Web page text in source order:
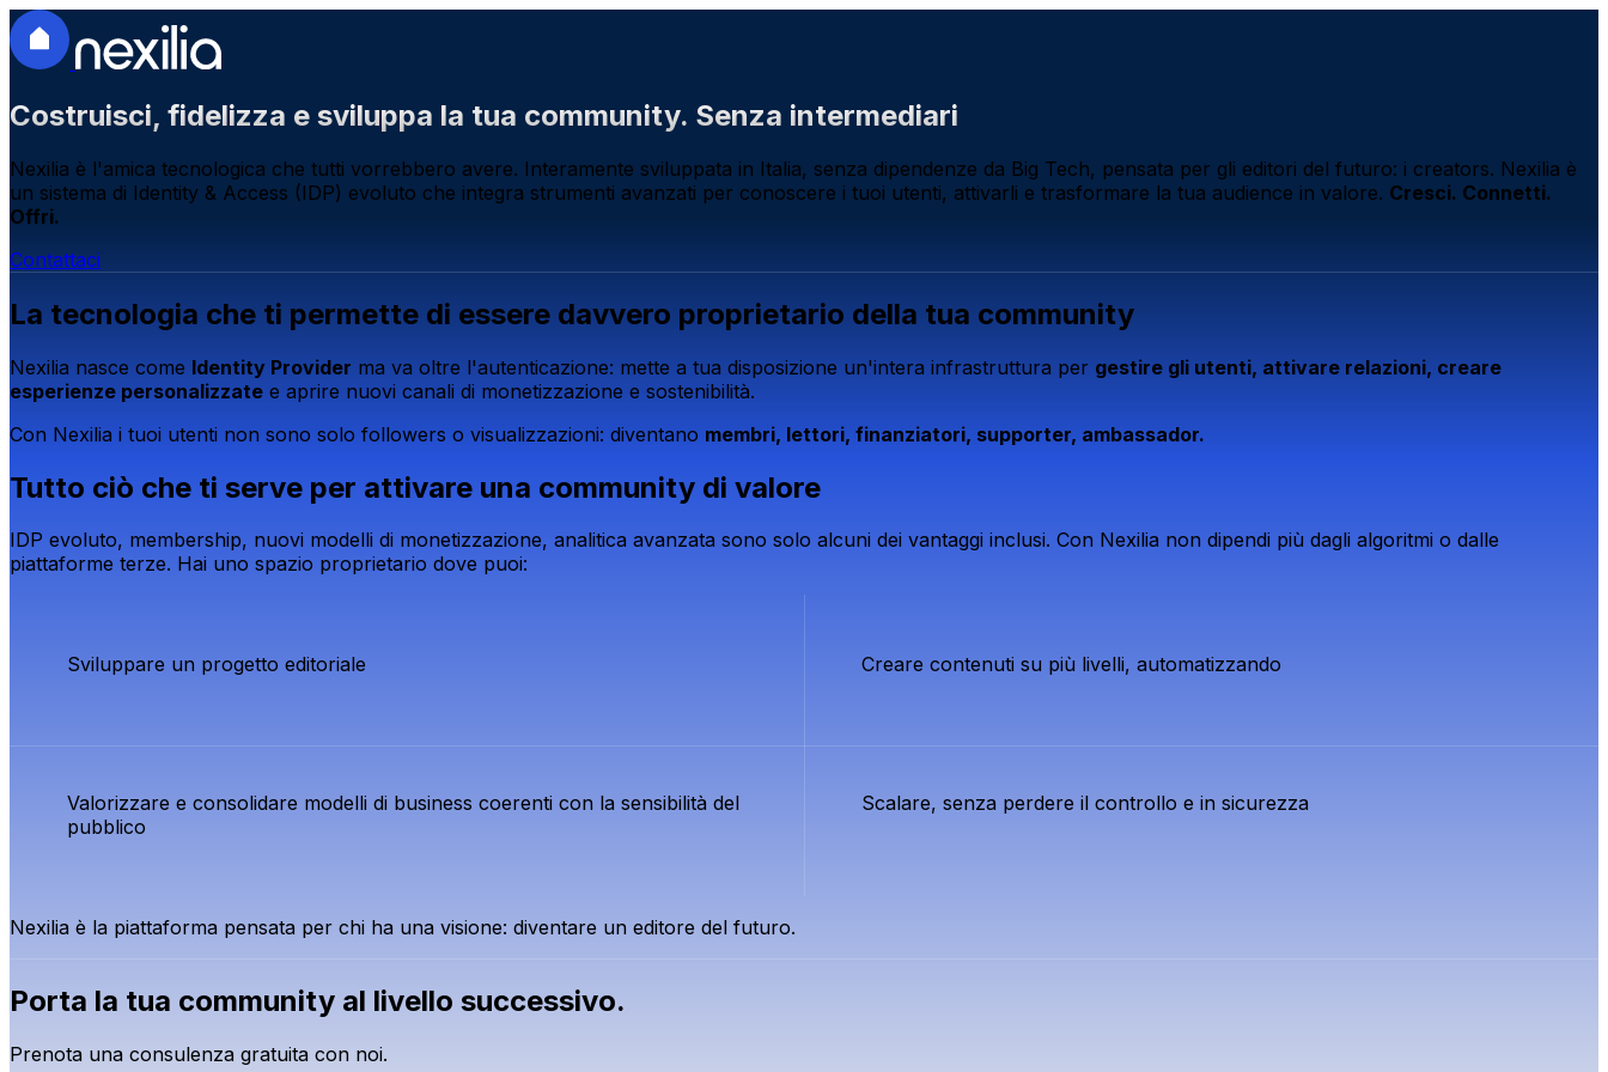
Costruisci, fidelizza e sviluppa la tua community. Senza intermediari
Nexilia è l'amica tecnologica che tutti vorrebbero avere. Interamente sviluppata in Italia, senza dipendenze da Big Tech, pensata per gli editori del futuro: i creators. Nexilia è
un sistema di Identity & Access (IDP) evoluto che integra strumenti avanzati per conoscere i tuoi utenti, attivarli e trasformare la tua audience in valore. Cresci. Connetti.
Offri.
Contattaci
La tecnologia che ti permette di essere davvero proprietario della tua community
Nexilia nasce come Identity Provider ma va oltre l'autenticazione: mette a tua disposizione un'intera infrastruttura per gestire gli utenti, attivare relazioni, creare
esperienze personalizzate e aprire nuovi canali di monetizzazione e sostenibilità.
Con Nexilia i tuoi utenti non sono solo followers o visualizzazioni: diventano membri, lettori, finanziatori, supporter, ambassador.
Tutto ciò che ti serve per attivare una community di valore
IDP evoluto, membership, nuovi modelli di monetizzazione, analitica avanzata sono solo alcuni dei vantaggi inclusi. Con Nexilia non dipendi più dagli algoritmi o dalle
piattaforme terze. Hai uno spazio proprietario dove puoi:
Sviluppare un progetto editoriale Creare contenuti su più livelli, automatizzando
Valorizzare e consolidare modelli di business coerenti con la sensibilità del
pubblico
Scalare, senza perdere il controllo e in sicurezza
Nexilia è la piattaforma pensata per chi ha una visione: diventare un editore del futuro.
Porta la tua community al livello successivo.
Prenota una consulenza gratuita con noi.